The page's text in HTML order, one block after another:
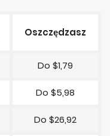
Oszczędzasz
Do $1,79
Do $5,98
Do $26,92